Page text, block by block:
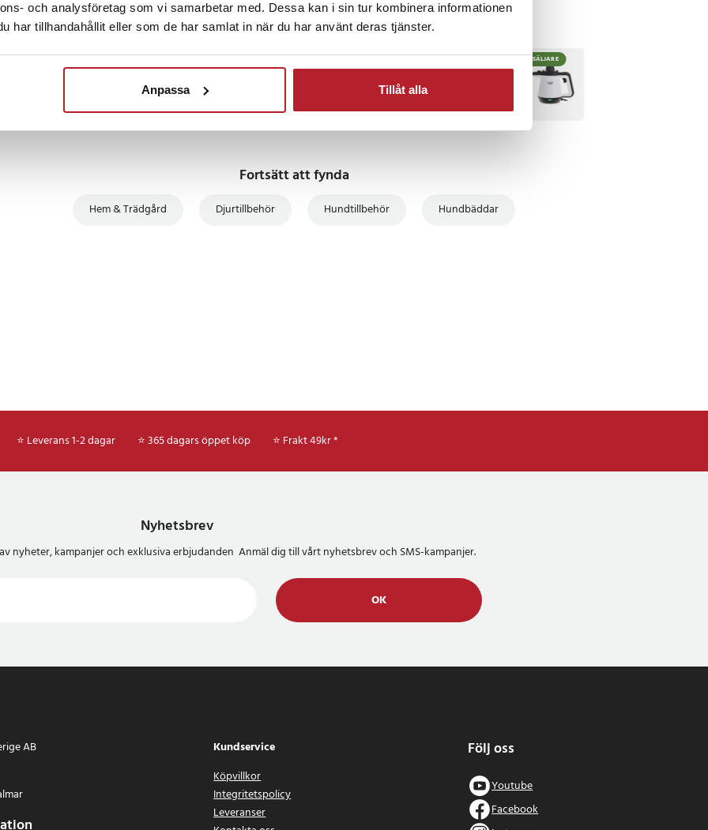
och analysföretag som vi samarbetar med. Dessa kan i sin tur kombinera informationen
har tillhandahållit eller som de har samlat in när du har använt deras tjänster.
Anpassa Tillåt alla
BÄSTSÄLJARE
Fortsätt att fynda
Hem & Trädgård Djurtillbehör Hundtillbehör Hundbäddar
⭐ Leverans 1-2 dagar ⭐ 365 dagars öppet köp ⭐ Frakt 49kr *
Nyhetsbrev
nyheter, kampanjer och exklusiva erbjudanden Anmäl dig till vårt nyhetsbrev och SMS-kampanjer.
OK
AB
Kundservice
Köpvillkor
Integritetspolicy
Leveranser
Följ oss
Youtube
Facebook